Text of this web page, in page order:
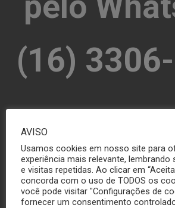
(16)
AVISO
Usamos cookies em nosso site para
experiência mais relevante, lembrando
e visitas repetidas. Ao clicar em
concorda com o uso de TODOS os
você pode visitar "Configurações de
fornecer um consentimento